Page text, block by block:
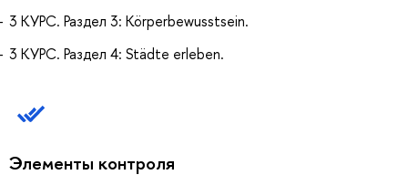
3 КУРС. Раздел 3: Körperbewusstsein.
3 КУРС. Раздел 4: Städte erleben.
Элементы контроля